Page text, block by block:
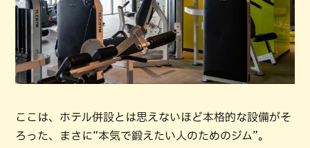
ここは、ホテル併設とは思えないほど本格的な設備がそ
ろった、まさに“本気で鍛えたい人のためのジム”。